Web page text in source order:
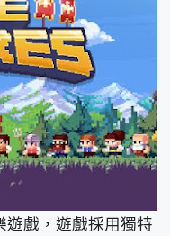
戲，遊戲採用獨特